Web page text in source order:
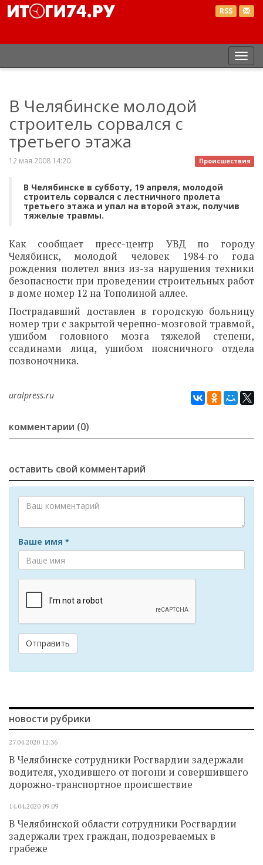
RSS
В Челябинске молодой
строитель сорвался с
третьего этажа
Происшествия
12 мая 2008 14:20
В Челябинске в субботу, 19 апреля, молодой
строитель сорвался с лестничного пролета
третьего этажа и упал на второй этаж, получив
тяжелые травмы.
Как сообщает пресс-центр УВД по городу
Челябинск, молодой человек 1984-го года
рождения полетел вниз из-за нарушения техники
безопасности при проведении строительных работ
в доме номер 12 на Тополиной аллее.
Пострадавший доставлен в городскую больницу
номер три с закрытой черепно-мозговой травмой,
ушибом головного мозга тяжелой степени,
ссадинами лица, ушибом поясничного отдела
позвоночника.
uralpress.ru
комментарии (0)
оставить свой комментарий
Ваше имя *
Отправить
новости рубрики
27.04.2020 12.36
В Челябинске сотрудники Росгвардии задержали
водителя, уходившего от погони и совершившего
дорожно-транспортное происшествие
14.04.2020 09.09
В Челябинской области сотрудники Росгвардии
задержали трех граждан, подозреваемых в
грабеже